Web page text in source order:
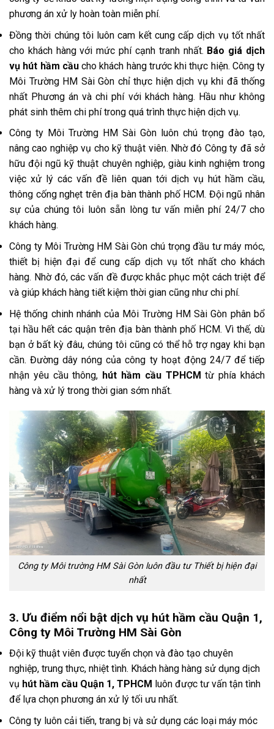
phương án xử ly hoàn toàn miễn phí.
Đồng thời chúng tôi luôn cam kết cung cấp dịch vụ tốt nhất
cho khách hàng với mức phí cạnh tranh nhất. Báo giá dịch
vụ hút hầm cầucho khách hàng trước khi thực hiện. Công ty
Môi Trường HM Sài Gòn chỉ thực hiện dịch vụ khi đã thống
nhất Phương án và chi phí với khách hàng. Hầu như không
phát sinh thêm chi phí trong quá trình thực hiện dịch vụ.
Công ty Môi Trường HM Sài Gòn luôn chú trọng đào tạo,
nâng cao nghiệp vụ cho kỹ thuật viên. Nhờ đó Công ty đã sở
hữu đội ngũ kỹ thuật chuyên nghiệp, giàu kinh nghiệm trong
việc xử lý các vấn đề liên quan tới dịch vụ hút hầm cầu,
thông cống nghẹt trên địa bàn thành phố HCM. Đội ngũ nhân
sự của chúng tôi luôn sẵn lòng tư vấn miễn phí 24/7 cho
khách hàng.
Công ty Môi Trường HM Sài Gòn chú trọng đầu tư máy móc,
thiết bị hiện đại để cung cấp dịch vụ tốt nhất cho khách
hàng. Nhờ đó, các vấn đề được khắc phục một cách triệt để
và giúp khách hàng tiết kiệm thời gian cũng như chi phí.
Hệ thống chinh nhánh của Môi Trường HM Sài Gòn phân bổ
tại hầu hết các quận trên địa bàn thành phố HCM. Vì thế, dù
bạn ở bất kỳ đâu, chúng tôi cũng có thể hỗ trợ ngay khi bạn
cần. Đường dây nóng của công ty hoạt động 24/7 để tiếp
nhận yêu cầu thông, hút hầm cầu TPHCM từ phía khách
hàng và xử lý trong thời gian sớm nhất.
Công ty Môi trường HM Sài Gòn luôn đầu tư Thiết bị hiện đại
nhất
3. Ưu điểm nổi bật dịch vụ hút hầm cầu Quận 1,
Công ty Môi Trường HM Sài Gòn
Đội kỹ thuật viên được tuyển chọn và đào tạo chuyên
nghiệp, trung thực, nhiệt tình. Khách hàng hàng sử dụng dịch
vụ hút hầm cầu Quận 1, TPHCM luôn được tư vấn tận tình
để lựa chọn phương án xử lý tối ưu nhất.
Công ty luôn cải tiến, trang bị và sử dụng các loại máy móc